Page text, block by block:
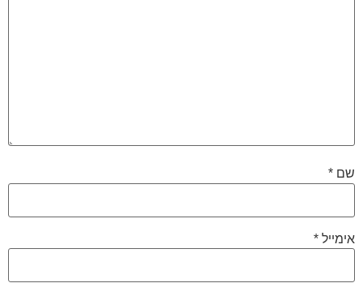
שם *
אימייל *